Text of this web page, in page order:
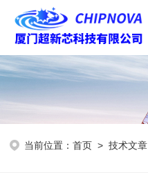
当前位置：首页 >技术文章